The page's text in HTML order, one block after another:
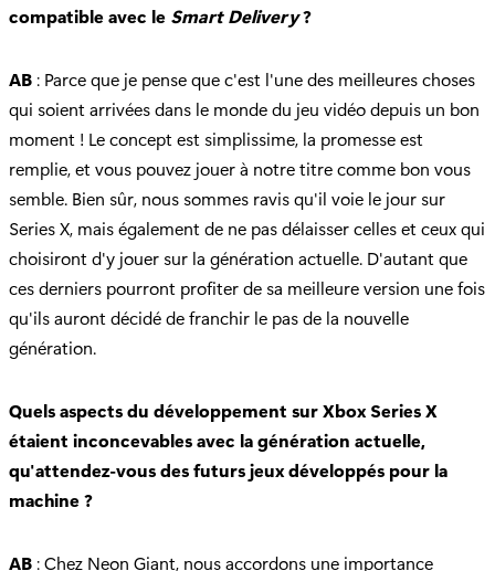
compatible avec le Smart Delivery?
AB : Parce que je pense que c'est l'une des meilleures choses
qui soient arrivées dans le monde du jeu vidéo depuis un bon
moment ! Le concept est simplissime, la promesse est
remplie, et vous pouvez jouer à notre titre comme bon vous
semble. Bien sûr, nous sommes ravis qu'il voie le jour sur
Series X, mais également de ne pas délaisser celles et ceux qui
choisiront d'y jouer sur la génération actuelle. D'autant que
ces derniers pourront profiter de sa meilleure version une fois
qu'ils auront décidé de franchir le pas de la nouvelle
génération.
Quels aspects du développement sur Xbox Series X
étaient inconcevables avec la génération actuelle,
qu'attendez-vous des futurs jeux développés pour la
machine ?
AB : Chez Neon Giant, nous accordons une importance